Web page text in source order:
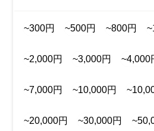
~300円 ~500円 ~800円
~2,000円 ~3,000円 ~4,000
~7,000円 ~10,000円
~20,000円 ~30,000円